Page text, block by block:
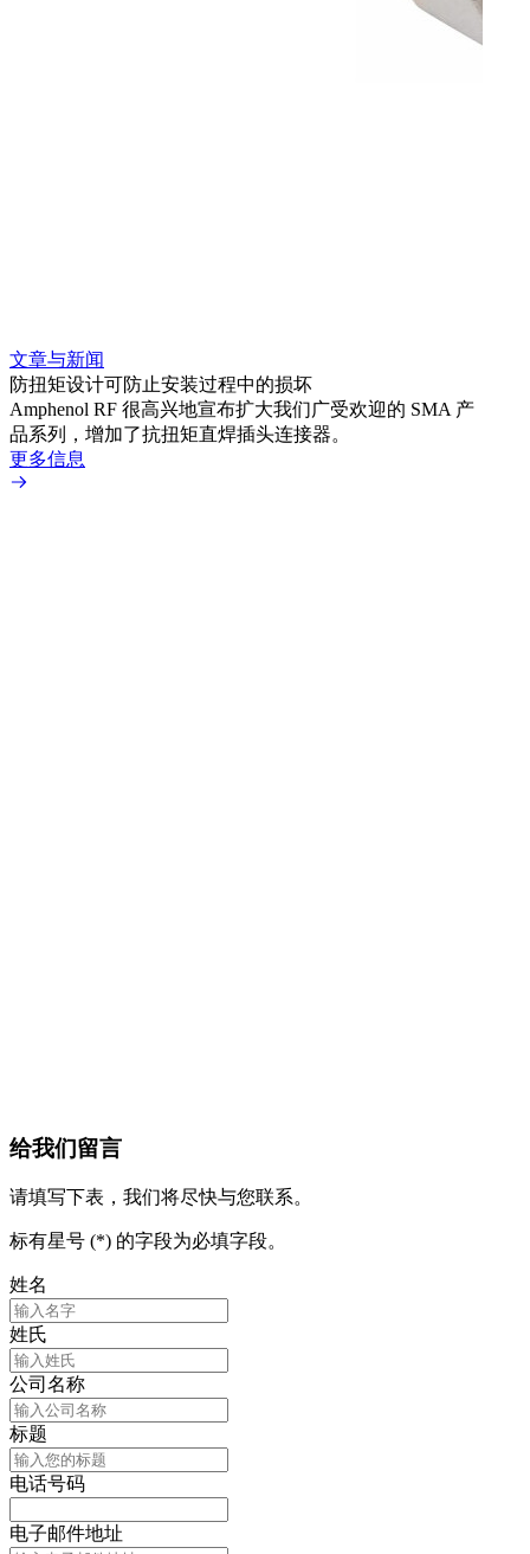
文章与新闻
防扭矩设计可防止安装过程中的损坏
Amphenol RF 很高兴地宣布扩大我们广受欢迎的 SMA 产
品系列，增加了抗扭矩直焊插头连接器。
更多信息
给我们留言
请填写下表，我们将尽快与您联系。
标有星号 (*) 的字段为必填字段。
姓名
姓氏
公司名称
标题
电话号码
电子邮件地址